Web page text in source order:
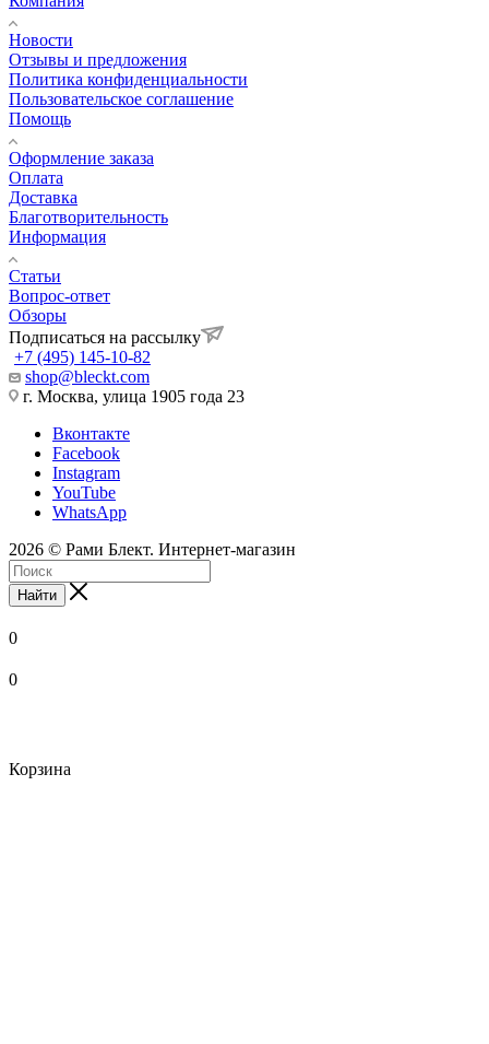
Новости
Отзывы и предложения
Политика конфиденциальности
Пользовательское соглашение
Помощь
Оформление заказа
Оплата
Доставка
Благотворительность
Информация
Статьи
Вопрос-ответ
Обзоры
Подписаться на рассылку
+7 (495) 145-10-82
shop@bleckt.com
г. Москва, улица 1905 года 23
Вконтакте
Facebook
Instagram
YouTube
WhatsApp
2026 © Рами Блект. Интернет-магазин
Найти
0
0
Корзина